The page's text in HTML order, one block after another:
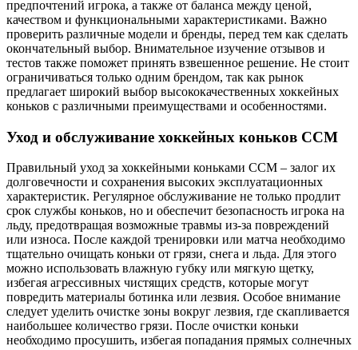
предпочтений игрока, а также от баланса между ценой,
качеством и функциональными характеристиками. Важно
проверить различные модели и бренды, перед тем как сделать
окончательный выбор. Внимательное изучение отзывов и
тестов также поможет принять взвешенное решение. Не стоит
ограничиваться только одним брендом, так как рынок
предлагает широкий выбор высококачественных хоккейных
коньков с различными преимуществами и особенностями.
Уход и обслуживание хоккейных коньков CCM
Правильный уход за хоккейными коньками CCM – залог их
долговечности и сохранения высоких эксплуатационных
характеристик. Регулярное обслуживание не только продлит
срок службы коньков, но и обеспечит безопасность игрока на
льду, предотвращая возможные травмы из-за повреждений
или износа. После каждой тренировки или матча необходимо
тщательно очищать коньки от грязи, снега и льда. Для этого
можно использовать влажную губку или мягкую щетку,
избегая агрессивных чистящих средств, которые могут
повредить материалы ботинка или лезвия. Особое внимание
следует уделить очистке зоны вокруг лезвия, где скапливается
наибольшее количество грязи. После очистки коньки
необходимо просушить, избегая попадания прямых солнечных